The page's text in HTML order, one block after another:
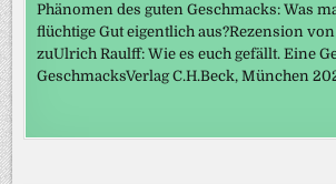
Phänomen des guten Geschmacks: Was
flüchtige Gut eigentlich aus?Rezension
zuUlrich Raulff: Wie es euch gefällt. Eine
GeschmacksVerlag C.H.Beck, München